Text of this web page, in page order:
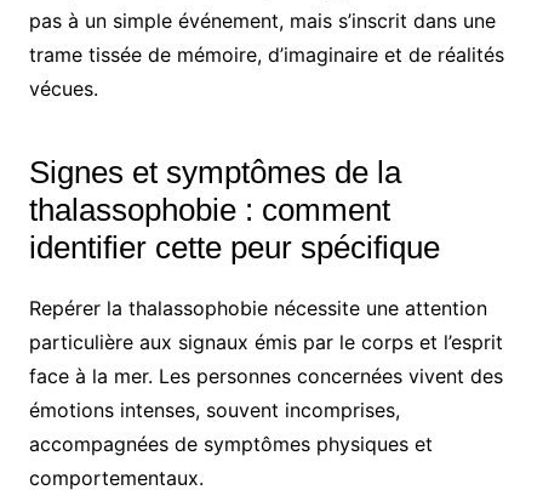
pas à un simple événement, mais s’inscrit dans une
trame tissée de mémoire, d’imaginaire et de réalités
vécues.
Signes et symptômes de la
thalassophobie : comment
identifier cette peur spécifique
Repérer la thalassophobie nécessite une attention
particulière aux signaux émis par le corps et l’esprit
face à la mer. Les personnes concernées vivent des
émotions intenses, souvent incomprises,
accompagnées de symptômes physiques et
comportementaux.